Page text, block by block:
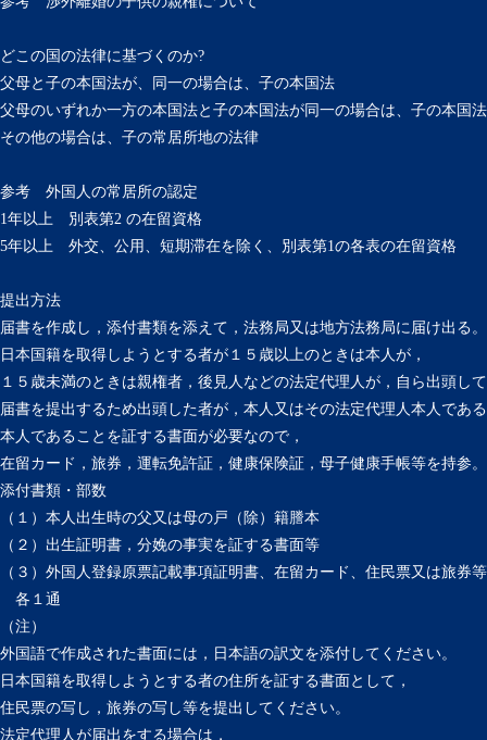
どこの国の法律に基づくのか?
父母と子の本国法が、同一の場合は、子の本国法
父母のいずれか一方の本国法と子の本国法が同一の場合は、子の本国法
その他の場合は、子の常居所地の法律
参考 外国人の常居所の認定
1年以上 別表第2 の在留資格
5年以上 外交、公用、短期滞在を除く、別表第1の各表の在留資格
提出方法
届書を作成し，添付書類を添えて，法務局又は地方法務局に届け出る。
日本国籍を取得しようとする者が１５歳以上のときは本人が，
１５歳未満のときは親権者，後見人などの法定代理人が，自ら出頭し
届書を提出するため出頭した者が，本人又はその法定代理人本人であ
本人であることを証する書面が必要なので，
在留カード，旅券，運転免許証，健康保険証，母子健康手帳等を持参。
添付書類・部数
（１）本人出生時の父又は母の戸（除）籍謄本
（２）出生証明書，分娩の事実を証する書面等
（３）外国人登録原票記載事項証明書、在留カード、住民票又は旅券等
各１通
（注）
外国語で作成された書面には，日本語の訳文を添付してください。
日本国籍を取得しようとする者の住所を証する書面として，
住民票の写し，旅券の写し等を提出してください。
法定代理人が届出をする場合は，